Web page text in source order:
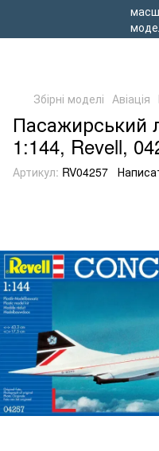
Збірні моделі Авіація
Пасажирський
1:144, Revell,
Артикул: RV04257